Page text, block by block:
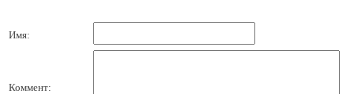
Имя:
Коммент: